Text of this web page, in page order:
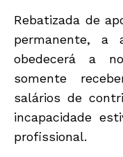
Rebatizada de
permanente, a
obedecerá a
somente
salários de
incapacidade
profissional.